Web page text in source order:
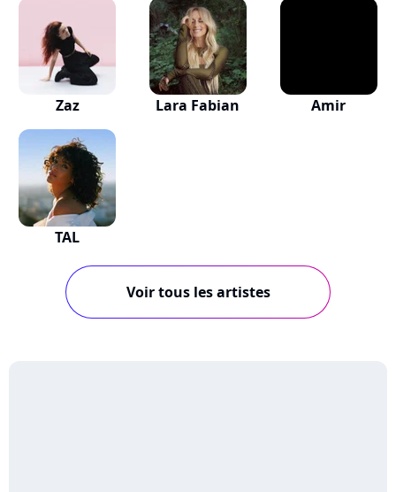
Zaz Lara Fabian Amir
TAL
Voir tous les artistes